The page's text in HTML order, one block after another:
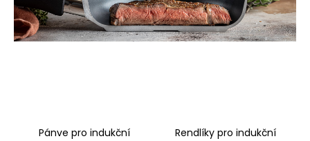
Pánve pro indukční
Rendlíky pro indukční
o
r